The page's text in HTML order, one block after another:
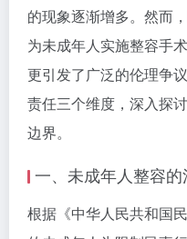
的现象逐渐增多。然而
为未成年人实施整容手
更引发了广泛的伦理争
责任三个维度，深入探
边界。
一、未成年人整容
根据《中华人民共和国